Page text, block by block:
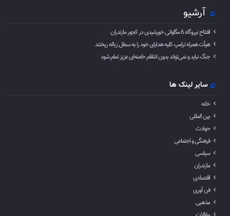
آرشیو
افتتاح نیروگاه 6 مگاواتی خورشیدی در کجور مازندران
هیأت همراه ترامپ کلیه هدایای خود را به سطل زباله ریختند
جنگ نباید و نمی‌تواند بدون انتقام خامنه‌ای عزیز تمام شود
سایر لینک ها
خانه
بین المللی
حوادث
فرهنگی و اجتماعی
سیاسی
مازندران
اقتصادی
فن آوری
مذهبی